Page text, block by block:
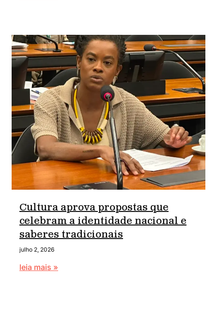
Cultura aprova propostas que
celebram a identidade nacional e
saberes tradicionais
julho 2, 2026
leia mais »